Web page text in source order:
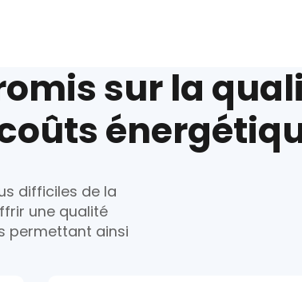
sur la
difficiles de la
une qualité
permettant ainsi